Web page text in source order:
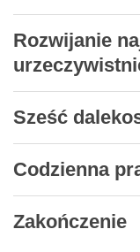
Rozwijanie
Sześć
Codzienna
Zakończenie